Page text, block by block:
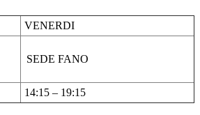
VENERDI
SEDE FANO
14:15 – 19:15